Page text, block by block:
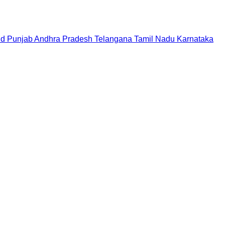
PunjabAndhra Pradesh Telangana Tamil Nadu Karnataka